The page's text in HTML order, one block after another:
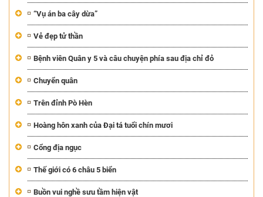
“Vụ án ba cây dừa”
Vẻ đẹp tử thần
Bệnh viên Quân y 5 và câu chuyện phía sau địa chỉ đỏ
Chuyển quân
Trên đỉnh Pò Hèn
Hoàng hôn xanh của Đại tá tuổi chín mươi
Cổng địa ngục
Thế giới có 6 châu 5 biển
Buồn vui nghề sưu tầm hiện vật